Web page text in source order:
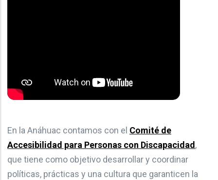
En la Anáhuac contamos con el Comité de
Accesibilidad para Personas con Discapacidad ,
que tiene como objetivo desarrollar y coordinar
políticas, prácticas y una cultura que garanticen la